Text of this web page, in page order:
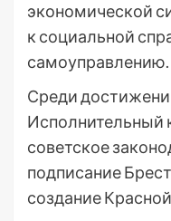
экономической
к социальной
самоуправлению.
Среди
Исполнительный
советское
подписание
создание